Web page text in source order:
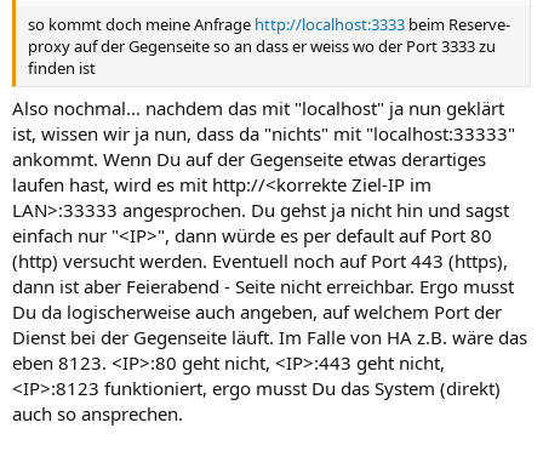
so kommt doch meine Anfrage http://localhost:3333 beim Reserve-
proxy auf der Gegenseite so an dass er weiss wo der Port 3333 zu
finden ist
Also nochmal... nachdem das mit "localhost" ja nun geklärt
ist, wissen wir ja nun, dass da "nichts" mit "localhost:33333"
ankommt. Wenn Du auf der Gegenseite etwas derartiges
laufen hast, wird es mit http://<korrekte Ziel-IP im
LAN>:33333 angesprochen. Du gehst ja nicht hin und sagst
einfach nur "<IP>", dann würde es per default auf Port 80
(http) versucht werden. Eventuell noch auf Port 443 (https),
dann ist aber Feierabend - Seite nicht erreichbar. Ergo musst
Du da logischerweise auch angeben, auf welchem Port der
Dienst bei der Gegenseite läuft. Im Falle von HA z.B. wäre das
eben 8123. <IP>:80 geht nicht, <IP>:443 geht nicht,
<IP>:8123 funktioniert, ergo musst Du das System (direkt)
auch so ansprechen.